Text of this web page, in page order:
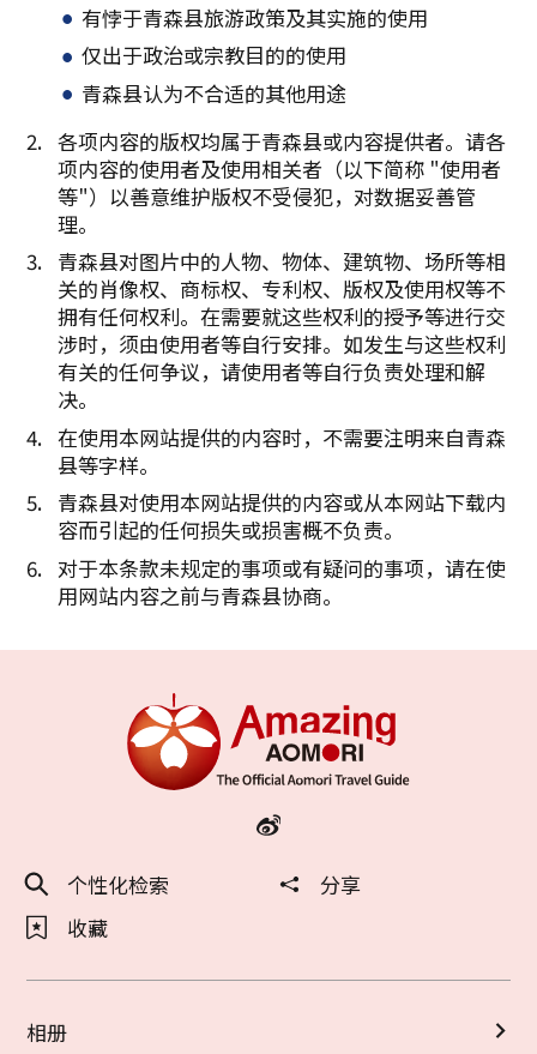
有悖于青森县旅游政策及其实施的使用
仅出于政治或宗教目的的使用
青森县认为不合适的其他用途
各项内容的版权均属于青森县或内容提供者。请各
项内容的使用者及使用相关者（以下简称 "使用者
等"）以善意维护版权不受侵犯，对数据妥善管
理。
青森县对图片中的人物、物体、建筑物、场所等相
关的肖像权、商标权、专利权、版权及使用权等不
拥有任何权利。在需要就这些权利的授予等进行交
涉时，须由使用者等自行安排。如发生与这些权利
有关的任何争议，请使用者等自行负责处理和解
决。
在使用本网站提供的内容时，不需要注明来自青森
县等字样。
青森县对使用本网站提供的内容或从本网站下载内
容而引起的任何损失或损害概不负责。
对于本条款未规定的事项或有疑问的事项，请在使
用网站内容之前与青森县协商。
个性化检索
分享
收藏
相册